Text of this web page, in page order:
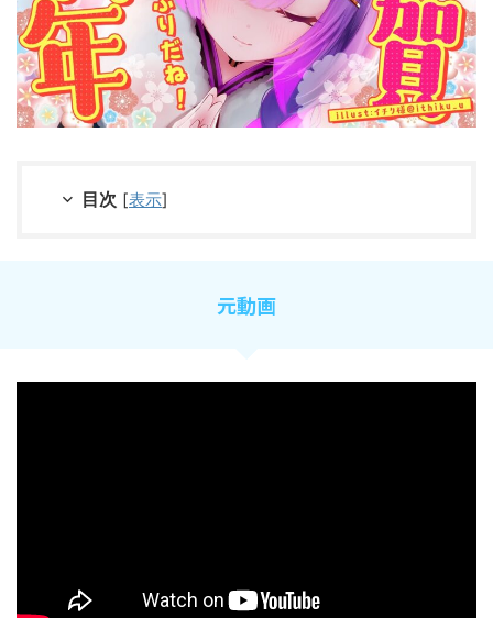
目次 [表示]
元動画